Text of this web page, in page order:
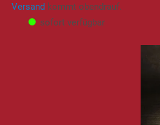
Versandkommt obendrauf.
sofort verfügbar